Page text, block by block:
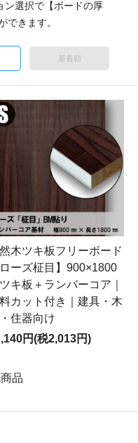
ン選択で【ボードの厚
できます。
新着順
木ツキ板フリーボード
ローズ柾目】900×1800
ツキ板＋ランバーコア｜
カット付き｜建具・木
住器向け
円(税2,013円)
商品